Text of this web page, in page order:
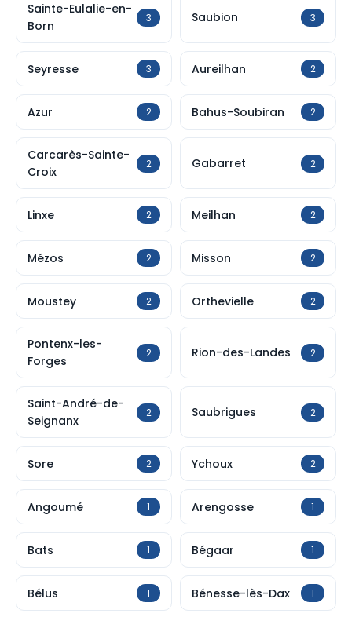
Sainte-Eulalie-en-
Born
3 Saubion 3
Seyresse 3 Aureilhan 2
Azur 2 Bahus-Soubiran 2
Carcarès-Sainte-
Croix
2 Gabarret 2
Linxe 2 Meilhan 2
Mézos 2 Misson 2
Moustey 2 Orthevielle 2
Pontenx-les-
Forges
2 Rion-des-Landes 2
Saint-André-de-
Seignanx
2 Saubrigues 2
Sore 2 Ychoux 2
Angoumé 1 Arengosse 1
Bats 1 Bégaar 1
Bélus 1 Bénesse-lès-Dax 1